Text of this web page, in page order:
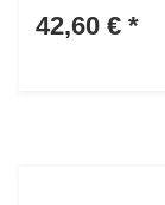
42,60 € *